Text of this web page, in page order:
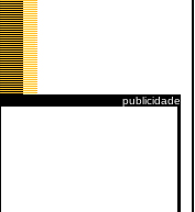
publicidade